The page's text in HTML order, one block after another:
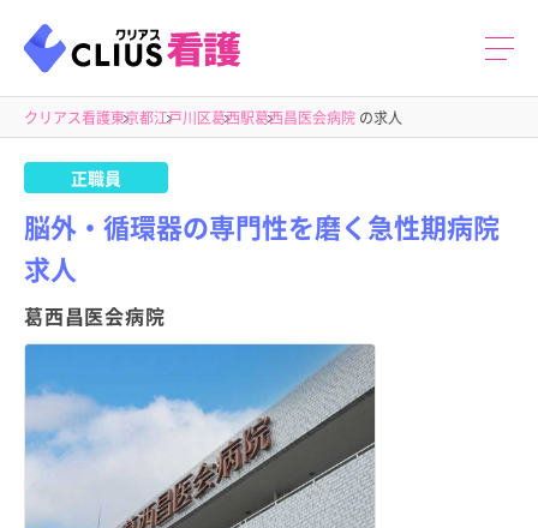
クリアス看護東京都江戸川区葛西駅葛西昌医会病院 の求人
正職員
脳外・循環器の専門性を磨く急性期病院
求人
葛西昌医会病院